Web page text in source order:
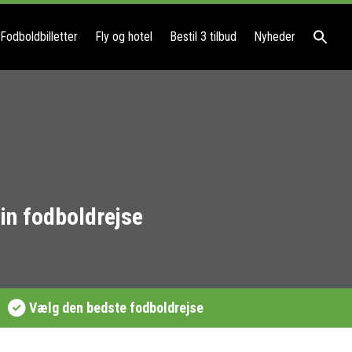
Fodboldbilletter Fly og hotel Bestil 3 tilbud Nyheder
fodboldrejse
Vælg den bedste fodboldrejse